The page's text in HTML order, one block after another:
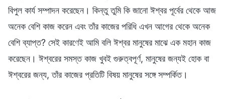
বিপুল কার্য সম্পাদন করেছেন। কিন্তু তুমি কি জানো ঈশ্বর পূর্বের থেকে আজ
অনেক বেশি কাজ করেন এবং তাঁর কাজের পরিধি এখন আগের থেকে অনেক
বেশি ব্যাপ্ত? সেই কারণেই আমি বলি ঈশ্বর মানুষের মাঝে এক মহান কাজ
করেছেন। ঈশ্বরের সমস্ত কাজ খুবই গুরুত্বপূর্ণ, মানুষের জন্যই হোক বা
ঈশ্বরের জন্য, তাঁর কাজের প্রতিটি বিষয় মানুষের সঙ্গে সম্পর্কিত।